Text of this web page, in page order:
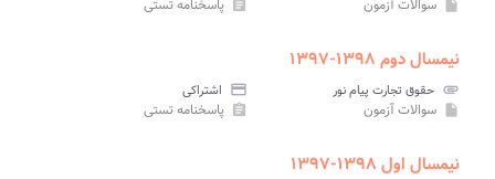
insert_drive_file سوالات آزمون assignment پاسخنامه تستی
نیمسال دوم ۱۳۹۸-۱۳۹۷
attachment حقوق تجارت پیام نور credit_card اشتراکی
insert_drive_file سوالات آزمون assignment پاسخنامه تستی
نیمسال اول ۱۳۹۸-۱۳۹۷